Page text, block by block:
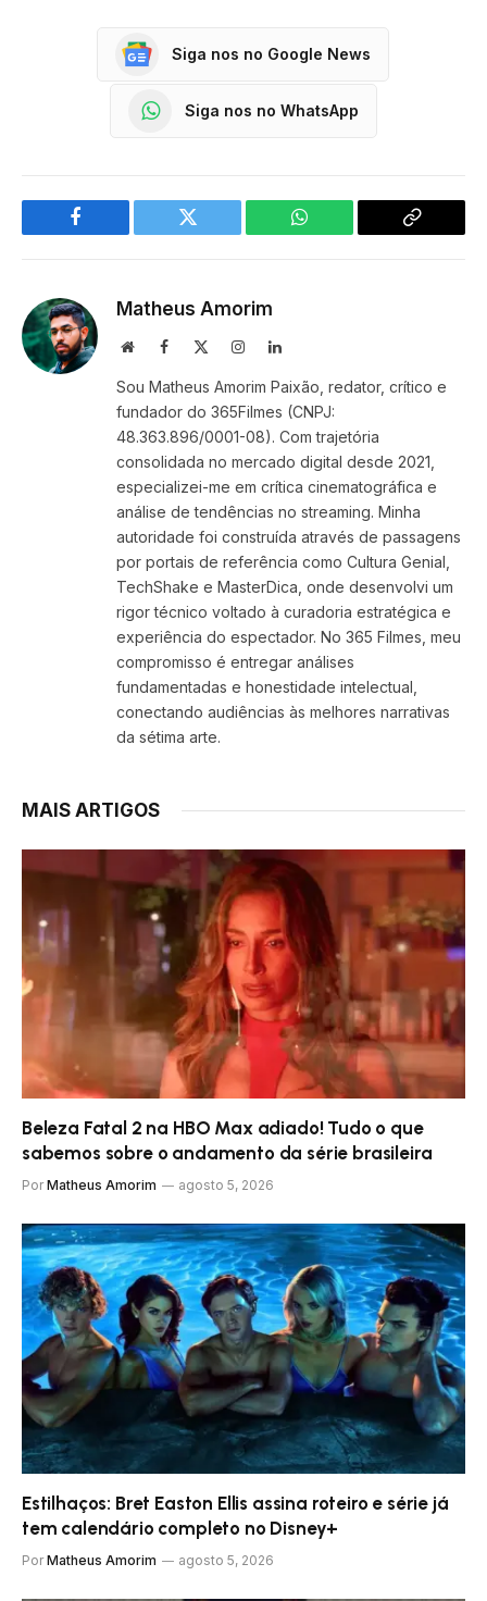
Siga nos no Google News
Siga nos no WhatsApp
Facebook Twitter WhatsApp
Copy
Matheus Amorim
WebsiteFacebook InstagramLinkedIn
Sou Matheus Amorim Paixão, redator, crítico e
fundador do 365Filmes (CNPJ:
48.363.896/0001-08). Com trajetória
consolidada no mercado digital desde 2021,
especializei-me em crítica cinematográfica e
análise de tendências no streaming. Minha
autoridade foi construída através de passagens
por portais de referência como Cultura Genial,
TechShake e MasterDica, onde desenvolvi um
rigor técnico voltado à curadoria estratégica e
experiência do espectador. No 365 Filmes, meu
compromisso é entregar análises
fundamentadas e honestidade intelectual,
conectando audiências às melhores narrativas
da sétima arte.
MAIS ARTIGOS
Beleza Fatal 2 na HBO Max adiado! Tudo o que
sabemos sobre o andamento da série brasileira
Por Matheus Amorim agosto 5, 2026
Estilhaços: Bret Easton Ellis assina roteiro e série já
tem calendário completo no Disney+
Por Matheus Amorim agosto 5, 2026